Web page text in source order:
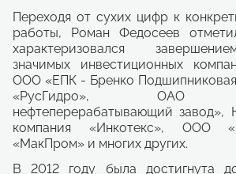
Переходя от сухих цифр к
работы, Роман Федосеев
характеризовался
значимых инвестиционных
ООО «ЕПК - Бренко
«РусГидро», ОАО
нефтеперерабатывающий завод»,
компания «Инкотекс», ООО
«МакПром» и многих других.
В 2012 году была достигнута